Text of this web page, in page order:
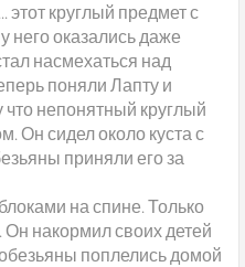
круглый предмет с
него оказались даже
насмехаться над
поняли Лапту и
непонятный круглый
Он сидел около куста с
приняли его за
на спине. Только
Он накормил своих детей
поплелись домой